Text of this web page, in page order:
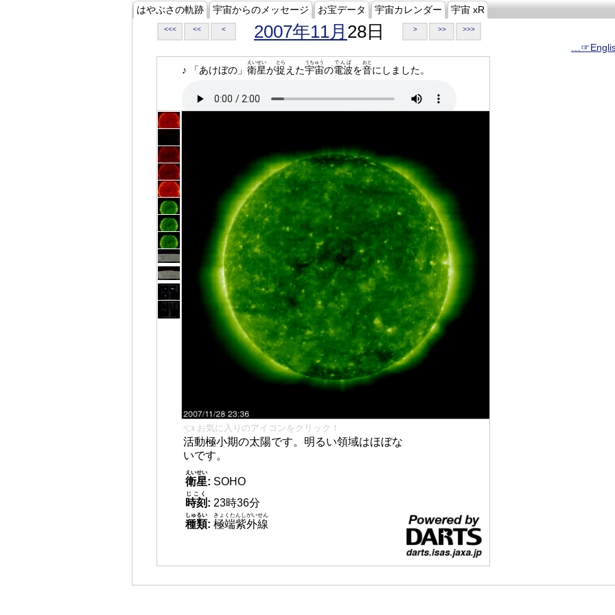
はやぶさの軌跡 宇宙からのメッセージ お宝データ 宇宙カレンダー 宇宙 xR
<<< << < 2007年11月 28日 > >> >>>
♪ 「あけぼの」 衛星
えいせい
が捉
とら
えた宇宙
うちゅう
の電波
でんぱ
を音
おと
にしました。
👈 お気に入りのアイコンをクリック！
活動極小期の太陽です。明るい領域はほぼな
いです。
衛星
えいせい
: SOHO
時刻
じこく
: 23時36分
種類
しゅるい
: 極端紫外線
きょくたんしがいせん